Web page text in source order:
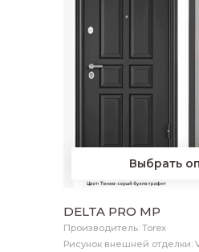
Выбрать
DELTA PRO MP
Производитель: Torex
Рисунок внешней отделки: